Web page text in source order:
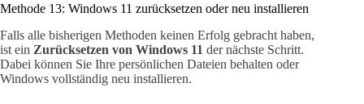
Methode 13: Windows 11 zurücksetzen oder neu installieren
Falls alle bisherigen Methoden keinen Erfolg gebracht haben,
ist ein Zurücksetzen von Windows 11 der nächste Schritt.
Dabei können Sie Ihre persönlichen Dateien behalten oder
Windows vollständig neu installieren.